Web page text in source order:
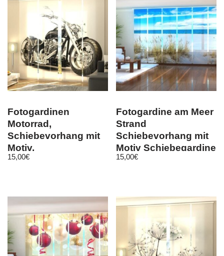
Fotogardinen
Motorrad,
Schiebevorhang mit
Motiv,
Schiebegardinen
15,00€
Fotogardine am Meer
Strand
Schiebevorhang mit
Motiv Schiebegardine
mit Foto auf Maß
15,00€